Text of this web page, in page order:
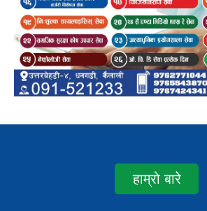
हाम्रो बारे